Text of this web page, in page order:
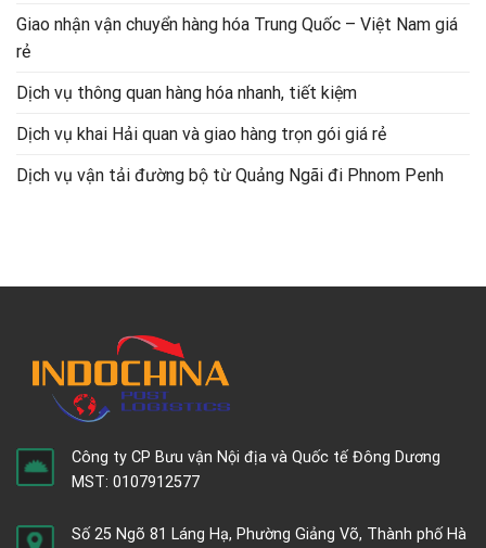
Giao nhận vận chuyển hàng hóa Trung Quốc – Việt Nam giá
rẻ
Dịch vụ thông quan hàng hóa nhanh, tiết kiệm
Dịch vụ khai Hải quan và giao hàng trọn gói giá rẻ
Dịch vụ vận tải đường bộ từ Quảng Ngãi đi Phnom Penh
Công ty CP Bưu vận Nội địa và Quốc tế Đông Dương
MST: 0107912577
Số 25 Ngõ 81 Láng Hạ, Phường Giảng Võ, Thành phố Hà